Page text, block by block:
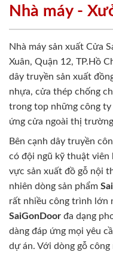
Nhà máy -
Nhà máy sản xuất Cửa
Xuân, Quận 12, TP.Hồ
dây truyền sản xuất
nhựa, cửa thép chống
trong top những công ty
ứng cửa ngoài thị
Bên cạnh dây truyền
có đội ngũ kỹ thuật viên
vực sản xuất đồ gỗ nội
nhiên dòng sản phẩm
rất nhiều công trình lớn
SaiGonDoor đa dạng
dàng đáp ứng mọi yêu
dự án. Với dòng gỗ